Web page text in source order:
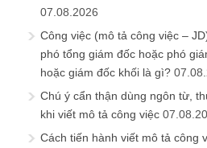
07.08.2026
Công việc (mô tả công việc –
phó tổng giám đốc hoặc phó
hoặc giám đốc khối là gì?
Chú ý cẩn thận dùng ngôn từ,
khi viết mô tả công việc
Cách tiến hành viết mô tả công